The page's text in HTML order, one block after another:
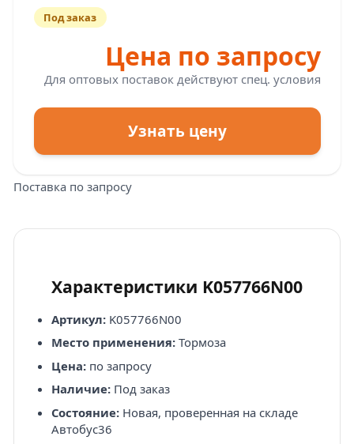
Под заказ
Цена по запросу
Для оптовых поставок действуют спец. условия
Узнать цену
Поставка по запросу
Характеристики K057766N00
Артикул:K057766N00
Место применения:Тормоза
Цена:по запросу
Наличие:Под заказ
Состояние:Новая, проверенная на складе
Автобус36